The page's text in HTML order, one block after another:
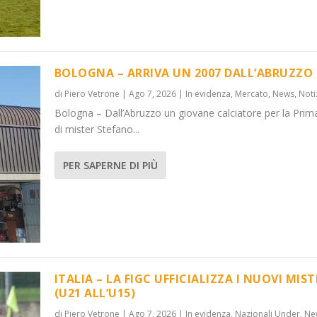
,Notizie
MISTER...
,News
BOLOGNA – ARRIVA UN 2007 DALL’ABRUZZO
di Piero Vetrone | Ago 7, 2026| In evidenza, Mercato, News,
Bologna – Dall’Abruzzo un giovane calciatore per la
di mister Stefano...
PER SAPERNE DI PIÙ
ITALIA – LA FIGC UFFICIALIZZA I NUOVI
(U21 ALL’U15)
di Piero Vetrone | Ago 7, 2026| In evidenza, Nazionali Under,